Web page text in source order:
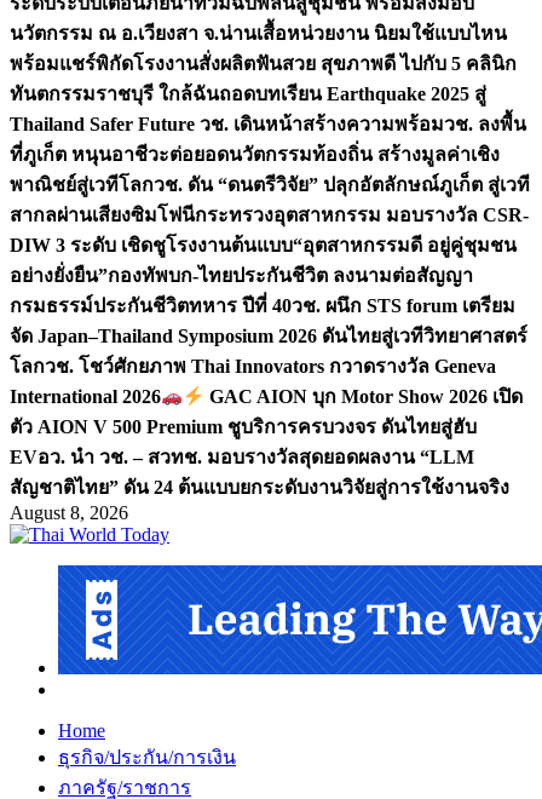
นวัตกรรม ณ อ.เวียงสา จ.น่านเสื้อหน่วยงาน นิยมใช้แบบไหน
พร้อมแชร์พิกัดโรงงานสั่งผลิตฟันสวย สุขภาพดี ไปกับ 5 คลินิก
ทันตกรรมราชบุรี ใกล้ฉันถอดบทเรียน Earthquake 2025 สู่
Thailand Safer Future วช. เดินหน้าสร้างความพร้อมวช. ลงพื้น
ที่ภูเก็ต หนุนอาชีวะต่อยอดนวัตกรรมท้องถิ่น สร้างมูลค่าเชิง
พาณิชย์สู่เวทีโลกวช. ดัน “ดนตรีวิจัย” ปลุกอัตลักษณ์ภูเก็ต สู่เวที
สากลผ่านเสียงซิมโฟนีกระทรวงอุตสาหกรรม มอบรางวัล CSR-
DIW 3 ระดับ เชิดชูโรงงานต้นแบบ“อุตสาหกรรมดี อยู่คู่ชุมชน
อย่างยั่งยืน”กองทัพบก-ไทยประกันชีวิต ลงนามต่อสัญญา
กรมธรรม์ประกันชีวิตทหาร ปีที่ 40วช. ผนึก STS forum เตรียม
จัด Japan–Thailand Symposium 2026 ดันไทยสู่เวทีวิทยาศาสตร์
โลกวช. โชว์ศักยภาพ Thai Innovators กวาดรางวัล Geneva
International 2026
GAC AION บุก Motor Show 2026 เปิด
ตัว AION V 500 Premium ชูบริการครบวงจร ดันไทยสู่ฮับ
EVอว. นำ วช. – สวทช. มอบรางวัลสุดยอดผลงาน “LLM
สัญชาติไทย” ดัน 24 ต้นแบบยกระดับงานวิจัยสู่การใช้งานจริง
August 8, 2026
Home
ธุรกิจ/ประกัน/การเงิน
ภาครัฐ/ราชการ